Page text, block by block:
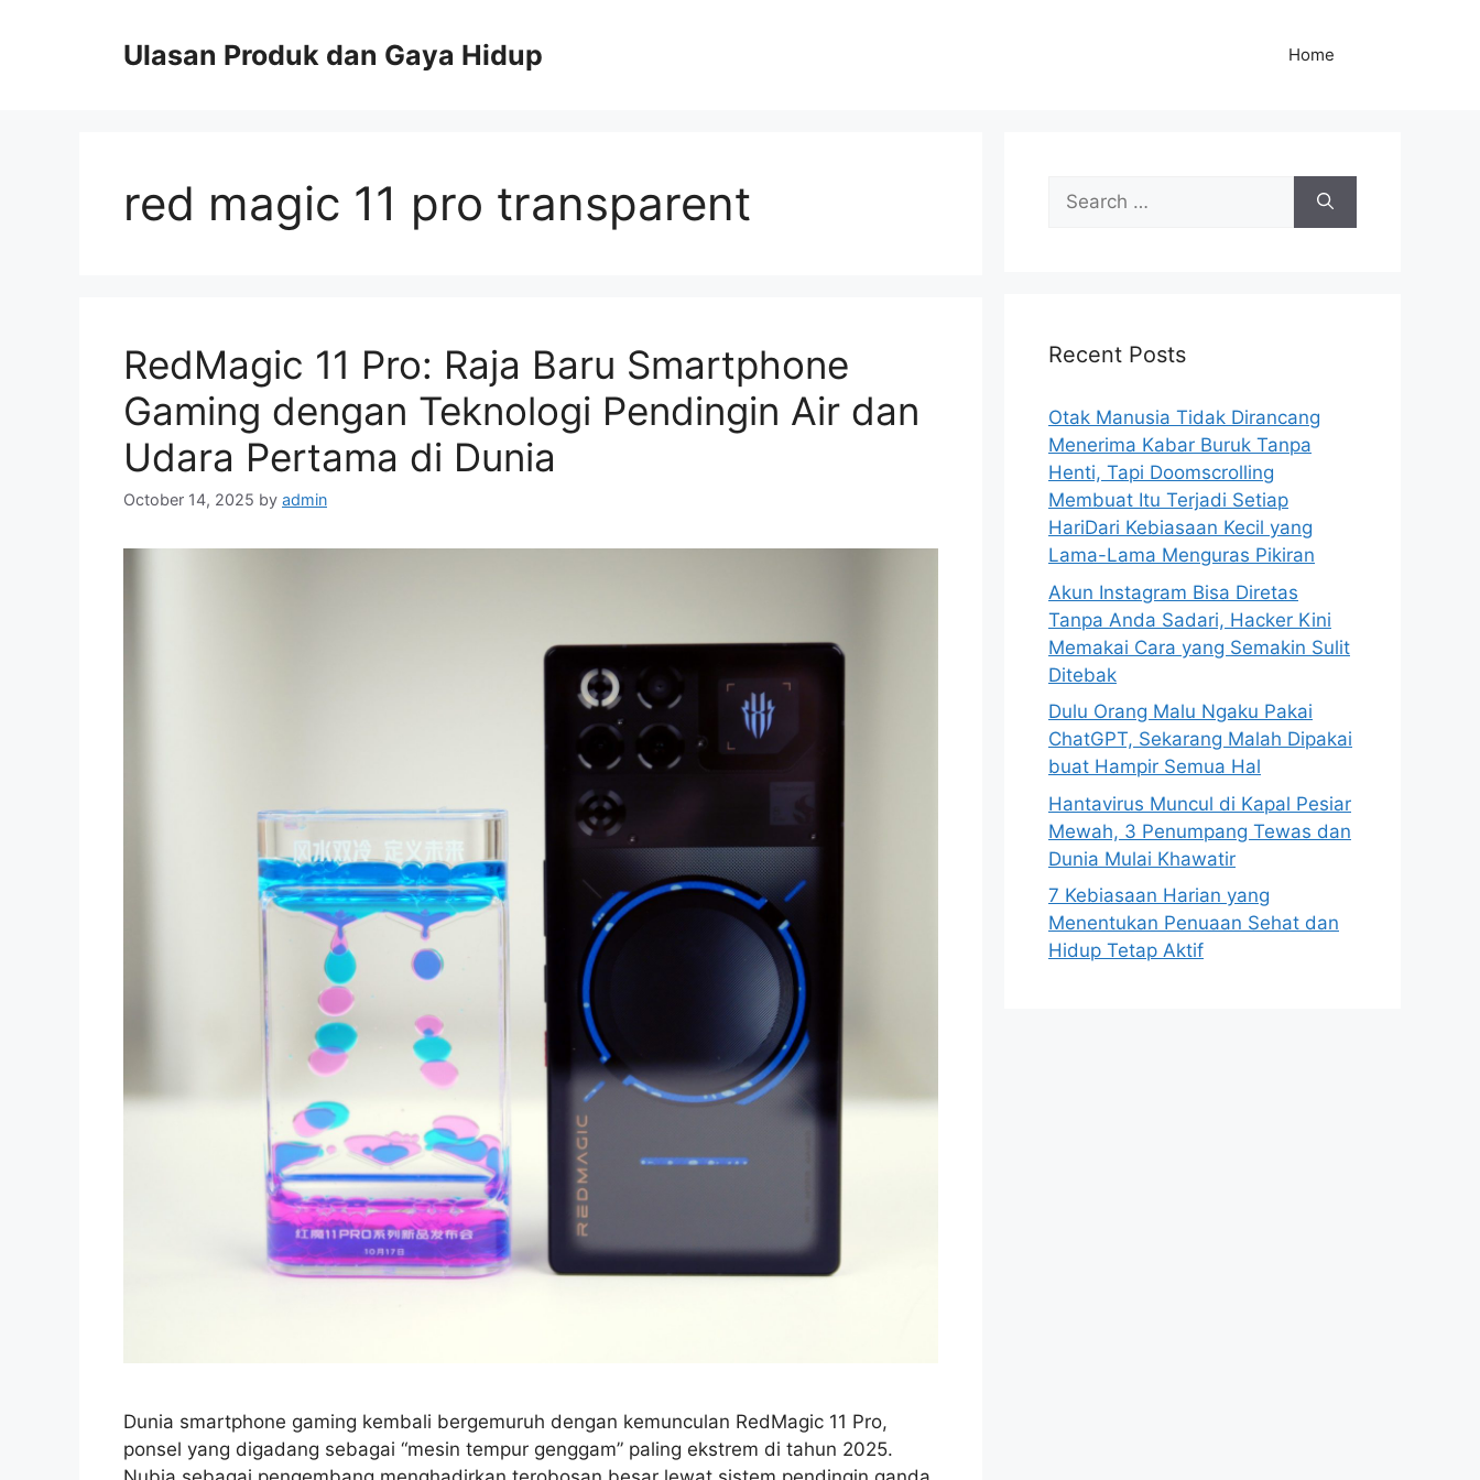
Ulasan Produk dan Gaya Hidup Home
red magic 11 pro transparent
RedMagic 11 Pro: Raja Baru Smartphone
Gaming dengan Teknologi Pendingin Air dan
Udara Pertama di Dunia
October 14, 2025 by admin
Dunia smartphone gaming kembali bergemuruh dengan kemunculan RedMagic 11 Pro,
ponsel yang digadang sebagai “mesin tempur genggam” paling ekstrem di tahun 2025.
f
r
:
Recent Posts
Otak Manusia Tidak Dirancang
Menerima Kabar Buruk Tanpa
Henti, Tapi Doomscrolling
Membuat Itu Terjadi Setiap
HariDari Kebiasaan Kecil yang
Lama-Lama Menguras Pikiran
Akun Instagram Bisa Diretas
Tanpa Anda Sadari, Hacker Kini
Memakai Cara yang Semakin Sulit
Ditebak
Dulu Orang Malu Ngaku Pakai
ChatGPT, Sekarang Malah Dipakai
buat Hampir Semua Hal
Hantavirus Muncul di Kapal Pesiar
Mewah, 3 Penumpang Tewas dan
Dunia Mulai Khawatir
7 Kebiasaan Harian yang
Menentukan Penuaan Sehat dan
Hidup Tetap Aktif